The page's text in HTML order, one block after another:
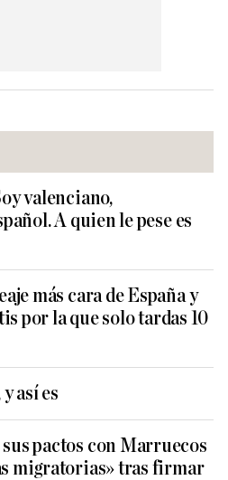
valenciano,
A quien le pese es
más cara de España y
por la que solo tardas 10
así es
sus pactos con Marruecos
migratorias» tras firmar